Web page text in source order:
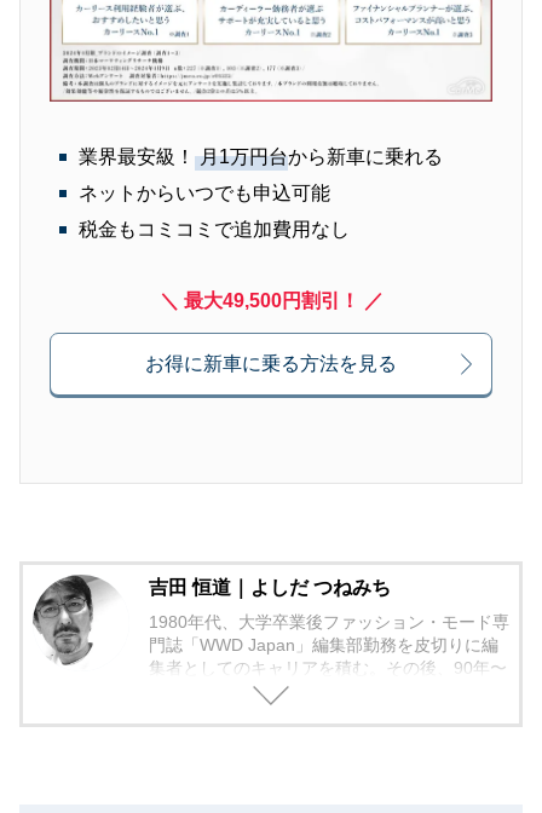
業界最安級！ 月1万円台から新車に乗れる
ネットからいつでも申込可能
税金もコミコミで追加費用なし
＼ 最大49,500円割引！ ／
お得に新車に乗る方法を見る
吉田 恒道｜よしだ つねみち
1980年代、大学卒業後ファッション・モード専
門誌「WWD Japan」編集部勤務を皮切りに編
集者としてのキャリアを積む。その後、90年〜
2000年代、中堅出版社ダイヤモンド社の自動車